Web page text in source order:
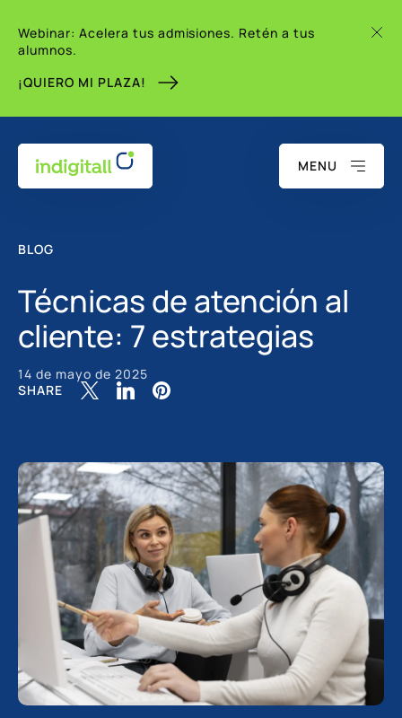
Webinar: Acelera tus admisiones. Retén a tus
alumnos.
¡QUIERO MI PLAZA!
MENU
BLOG
Técnicas de atención al
cliente: 7 estrategias
14 de mayo de 2025
SHARE